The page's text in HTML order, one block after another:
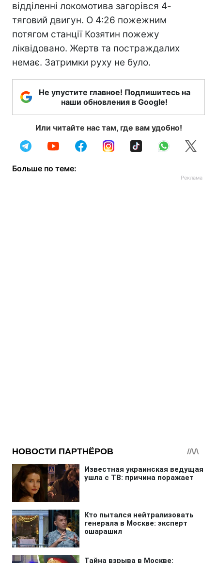
відділенні локомотива загорівся 4-
тяговий двигун. О 4:26 пожежним
потягом станції Козятин пожежу
ліквідовано. Жертв та постраждалих
немає. Затримки руху не було.
Не упустите главное! Подпишитесь на
наши обновления в Google!
Или читайте нас там, где вам удобно!
Больше по теме: